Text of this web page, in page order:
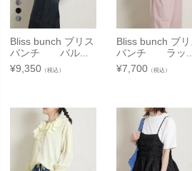
Bliss bunch ブリス
バンチ バル...
¥9,350 （税込）
Bliss bunch ブリ
バンチ ラッ...
¥7,700 （税込）